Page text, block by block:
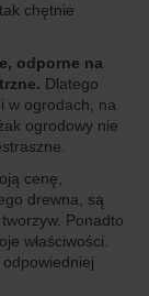
chętnie
odporne na
Dlatego
w ogrodach, na
ogrodowy nie
cenę,
drewna, są
Ponadto
właściwości.